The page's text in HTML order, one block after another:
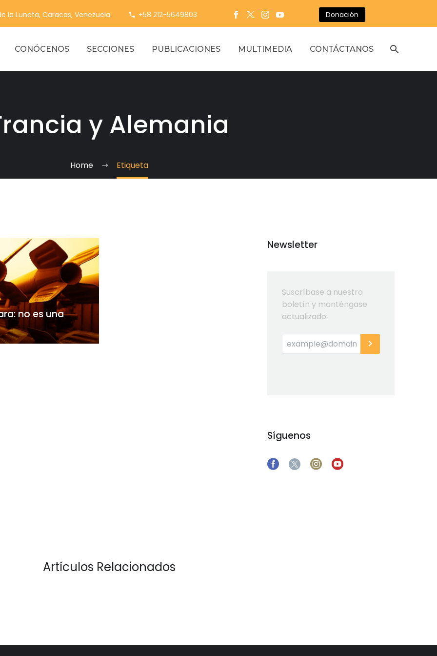
la Luneta, Caracas, Venezuela. +58 212-5649803 Donación
CONÓCENOS SECCIONES PUBLICACIONES MULTIMEDIA CONTÁCTANOS
y Alemania
Home Etiqueta
no es una
Newsletter
Suscríbase a nuestro
boletín y manténgase
actualizado:
Síguenos
Artículos Relacionados